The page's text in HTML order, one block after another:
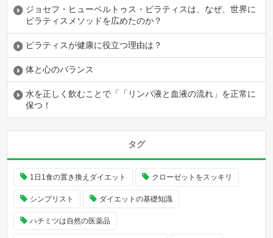
ジョセフ・ヒューベルトゥス・ピラティスは、なぜ、世界に
ピラティスメソッドを広めたのか？
ピラティスが健康に役立つ理由は？
体と心のバランス
水を正しく飲むことで「「リンパ液と血液の流れ」を正常に
保つ！
タグ
1日1食の置き換えダイエット クローゼットをスッキリ
シンプリスト ダイエットの基礎知識
ハチミツは自然の医薬品